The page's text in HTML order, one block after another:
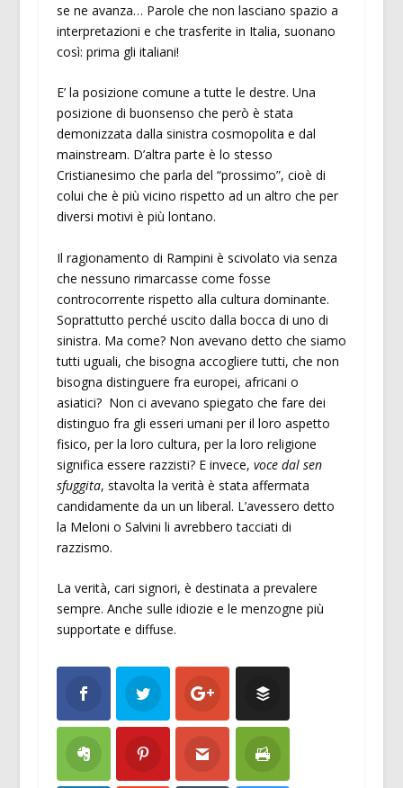
se ne avanza… Parole che non lasciano spazio a
interpretazioni e che trasferite in Italia, suonano
così: prima gli italiani!
E’ la posizione comune a tutte le destre. Una
posizione di buonsenso che però è stata
demonizzata dalla sinistra cosmopolita e dal
mainstream. D’altra parte è lo stesso
Cristianesimo che parla del “prossimo”, cioè di
colui che è più vicino rispetto ad un altro che per
diversi motivi è più lontano.
Il ragionamento di Rampini è scivolato via senza
che nessuno rimarcasse come fosse
controcorrente rispetto alla cultura dominante.
Soprattutto perché uscito dalla bocca di uno di
sinistra. Ma come? Non avevano detto che siamo
tutti uguali, che bisogna accogliere tutti, che non
bisogna distinguere fra europei, africani o
asiatici? Non ci avevano spiegato che fare dei
distinguo fra gli esseri umani per il loro aspetto
fisico, per la loro cultura, per la loro religione
significa essere razzisti? E invece, voce dal sen
sfuggita, stavolta la verità è stata affermata
candidamente da un un liberal. L’avessero detto
la Meloni o Salvini li avrebbero tacciati di
razzismo.
La verità, cari signori, è destinata a prevalere
sempre. Anche sulle idiozie e le menzogne più
supportate e diffuse.